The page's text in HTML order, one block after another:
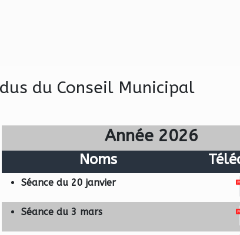
du Conseil Municipal
Année 2026
Noms
Séance du 20 janvier
Séance du 3 mars